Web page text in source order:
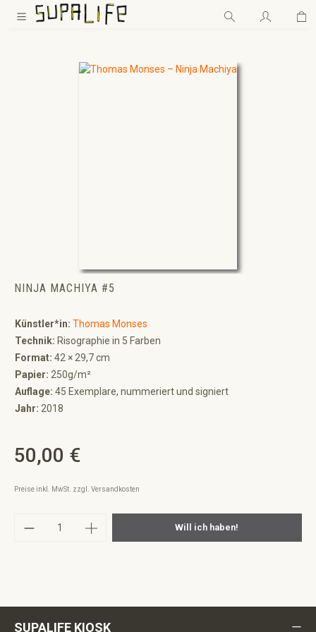
Zum Hauptinhalt springen
NINJA MACHIYA #5
Künstler*in: Thomas Monses
Technik: Risographie in 5 Farben
Format: 42 × 29,7 cm
Papier: 250g/m²
Auflage: 45 Exemplare, nummeriert und signiert
Jahr: 2018
Regulärer Preis:
50,00 €
Preise inkl. MwSt. zzgl. Versandkosten
Produkt Anzahl: Gib den gewünschten
Will ich haben!
SUPALIFE KIOSK